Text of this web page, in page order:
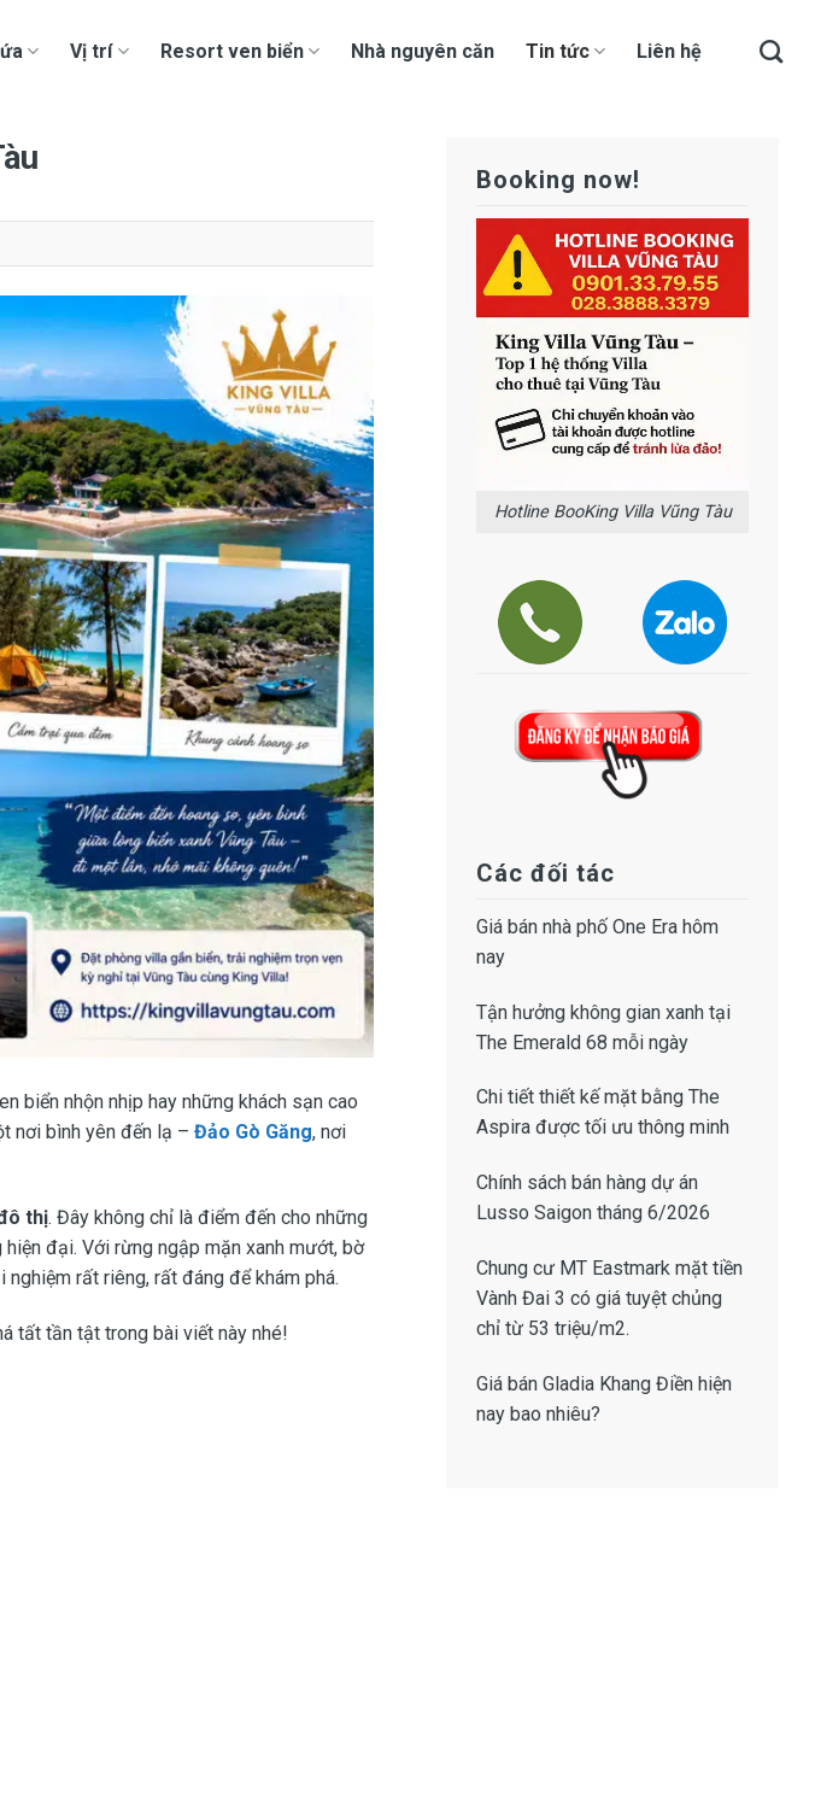
Vị trí Resort ven biển Nhà nguyên căn Tin tức Liên hệ
biển nhộn nhịp hay những khách sạn cao
nơi bình yên đến lạ – Đảo Gò Găng, nơi
thị. Đây không chỉ là điểm đến cho những
đại. Với rừng ngập mặn xanh mướt, bờ
rất riêng, rất đáng để khám phá.
tất tần tật trong bài viết này nhé!
Booking now!
Hotline BooKing Villa Vũng Tàu
Các đối tác
Giá bán nhà phố One Era hôm
nay
Tận hưởng không gian xanh tại
The Emerald 68 mỗi ngày
Chi tiết thiết kếmặt bằng The
Aspira được tối ưu thông minh
Chính sách bán hàng dự án
Lusso Saigon tháng 6/2026
Chung cư MT Eastmark mặt tiền
Vành Đai 3 có giá tuyệt chủng
chỉ từ 53 triệu/m2.
Giá bán Gladia Khang Điền hiện
nay bao nhiêu?